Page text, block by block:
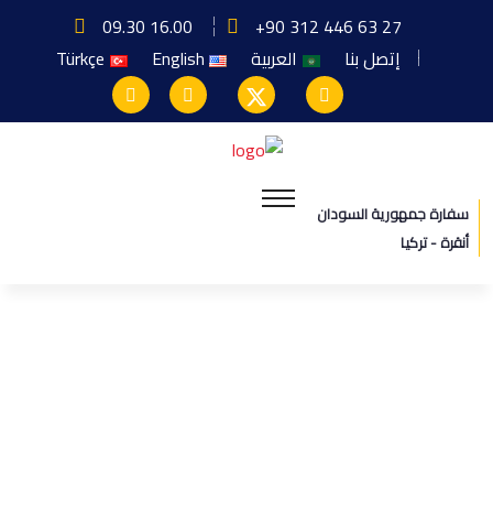
+90 312 446 63 27
09.30 16.00
إتصل بنا
العربية English
Türkçe
سفارة جمهورية السودان
أنقرة - تركيا